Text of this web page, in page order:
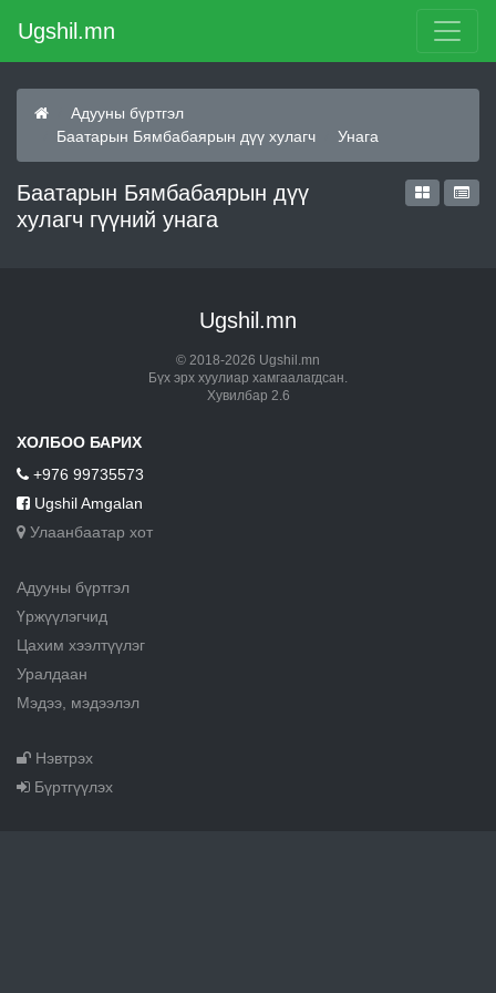
Ugshil.mn
Адууны бүртгэл
Баатарын Бямбабаярын дүү хулагч
Унага
Баатарын Бямбабаярын дүү
хулагч гүүний унага
Ugshil.mn
© 2018-2026 Ugshil.mn
Бүх эрх хуулиар хамгаалагдсан.
Хувилбар 2.6
ХОЛБОО БАРИХ
+976 99735573
Ugshil Amgalan
Улаанбаатар хот
Адууны бүртгэл
Үржүүлэгчид
Цахим хээлтүүлэг
Уралдаан
Мэдээ, мэдээлэл
Нэвтрэх
Бүртгүүлэх